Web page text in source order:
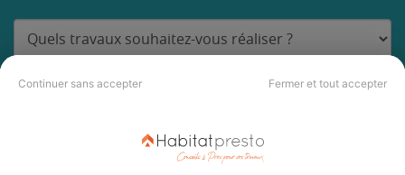
Continuer sans accepter Fermer et tout accepter